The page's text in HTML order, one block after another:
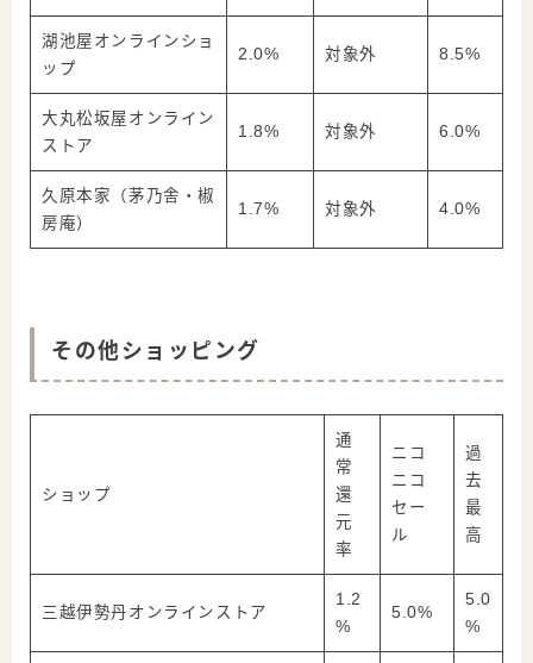
湖池屋オンラインショ
ップ
2.0% 対象外 8.5%
大丸松坂屋オンライン
ストア
1.8% 対象外 6.0%
久原本家（茅乃舎・椒
房庵）
1.7% 対象外 4.0%
その他ショッピング
ショップ
通
常
還
元
率
ニコ
ニコ
セー
ル
過
去
最
高
三越伊勢丹オンラインストア
1.2
%
5.0%
5.0
%